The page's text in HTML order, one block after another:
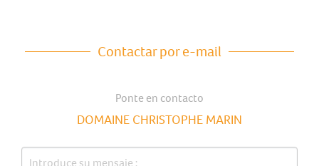
Contactar por e-mail
Ponte en contacto
DOMAINE CHRISTOPHE MARIN